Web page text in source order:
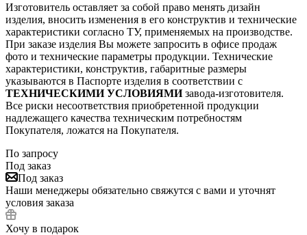
Изготовитель оставляет за собой право менять дизайн
изделия, вносить изменения в его конструктив и технические
характеристики согласно ТУ, применяемых на производстве.
При заказе изделия Вы можете запросить в офисе продаж
фото и технические параметры продукции. Технические
характеристики, конструктив, габаритные размеры
указываются в Паспорте изделия в соответствии с
ТЕХНИЧЕСКИМИ УСЛОВИЯМИзавода-изготовителя.
Все риски несоответствия приобретенной продукции
надлежащего качества техническим потребностям
Покупателя, ложатся на Покупателя.
По запросу
Под заказ
Под заказ
Наши менеджеры обязательно свяжутся с вами и уточнят
условия заказа
Хочу в подарок